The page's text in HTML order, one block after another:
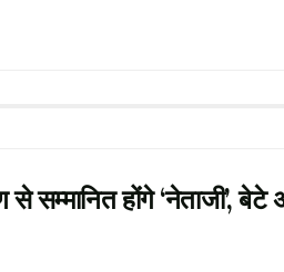
होंगे ‘नेताजी’,